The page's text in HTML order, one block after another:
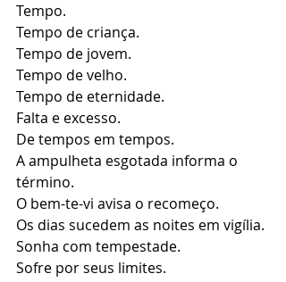
Tempo.
Tempo de criança.
Tempo de jovem.
Tempo de velho.
Tempo de eternidade.
Falta e excesso.
De tempos em tempos.
A ampulheta esgotada informa o
término.
O bem-te-vi avisa o recomeço.
Os dias sucedem as noites em vigília.
Sonha com tempestade.
Sofre por seus limites.